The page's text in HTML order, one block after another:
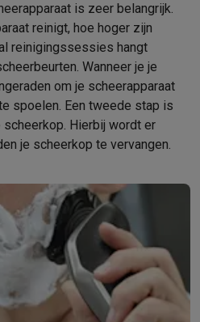
Nintendo Switch gamesNintendo
Xbox headsetsXbox
PCGaming monitors
Gaming microfoons
Activity TrackersBandjesOpladers
DashcamsGPSCoyoteElektrische
Alarmsystemen
Plug & play zonnepanelen
speakers Google TV Streamer
Slimme vaatwassersSlimme
wasmachinesSlimme
Alle eco promoties
is zeer belangrijk.
reinigt, hoe hoger zijn
reinigingssessies hangt
Wanneer je je
om je scheerapparaat
spoelen. Een tweede stap is
Hierbij wordt er
je scheerkop te vervangen.